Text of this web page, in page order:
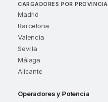
CARGADORES POR PROVINCIA
Madrid
Barcelona
Valencia
Sevilla
Málaga
Alicante
Operadores y Potencia